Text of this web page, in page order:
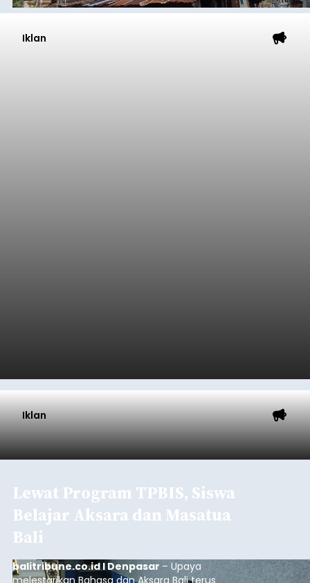
Iklan
Iklan
Lewat Program TPBIS, Siswa
Belajar Aksara dan Masatua
Bali
balitribune.co.id I Denpasar – Upaya
melestarikan Bahasa dan Aksara Bali terus